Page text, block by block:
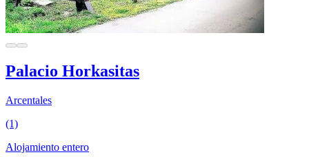
Palacio Horkasitas
Arcentales
(1)
Alojamiento entero